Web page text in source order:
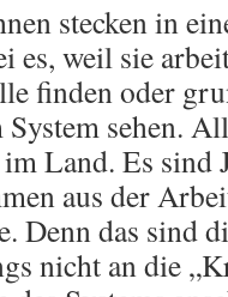
stecken in
es, weil sie
finden oder
sehen.
Land. Es sind
aus der
Denn das sind
nicht an die